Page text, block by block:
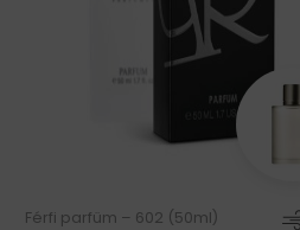
Férfi parfüm – 602 (50ml)